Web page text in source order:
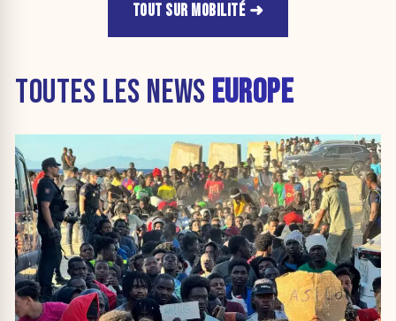
TOUT SUR MOBILITÉ
TOUTES LES NEWS EUROPE